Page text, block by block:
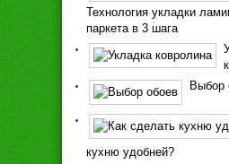
Технология укладки
паркета в 3 шага
Выбор
кухню удобней?